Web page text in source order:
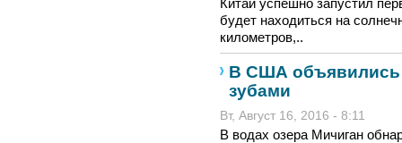
Китай успешно запустил
будет находиться на
километров,..
В США объявились
зубами
Вт, Август 16, 2016 - 8:11
В водах озера Мичиган